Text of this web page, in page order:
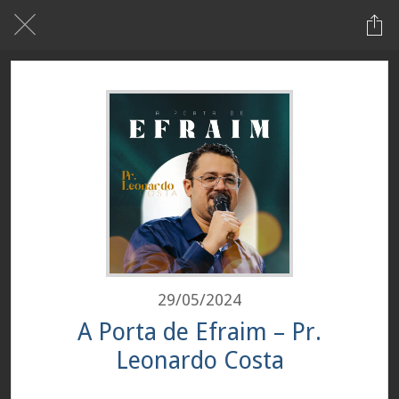
29/05/2024
A Porta de Efraim – Pr.
Leonardo Costa